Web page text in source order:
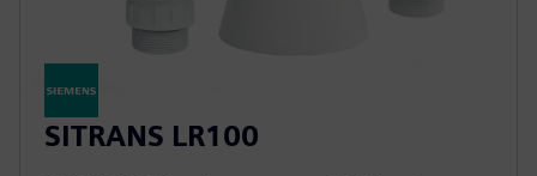
SITRANS LR100